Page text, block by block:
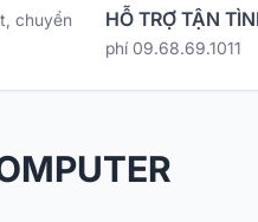
chuyển
HỖ TRỢ TẬN
phí 09.68.69.1011